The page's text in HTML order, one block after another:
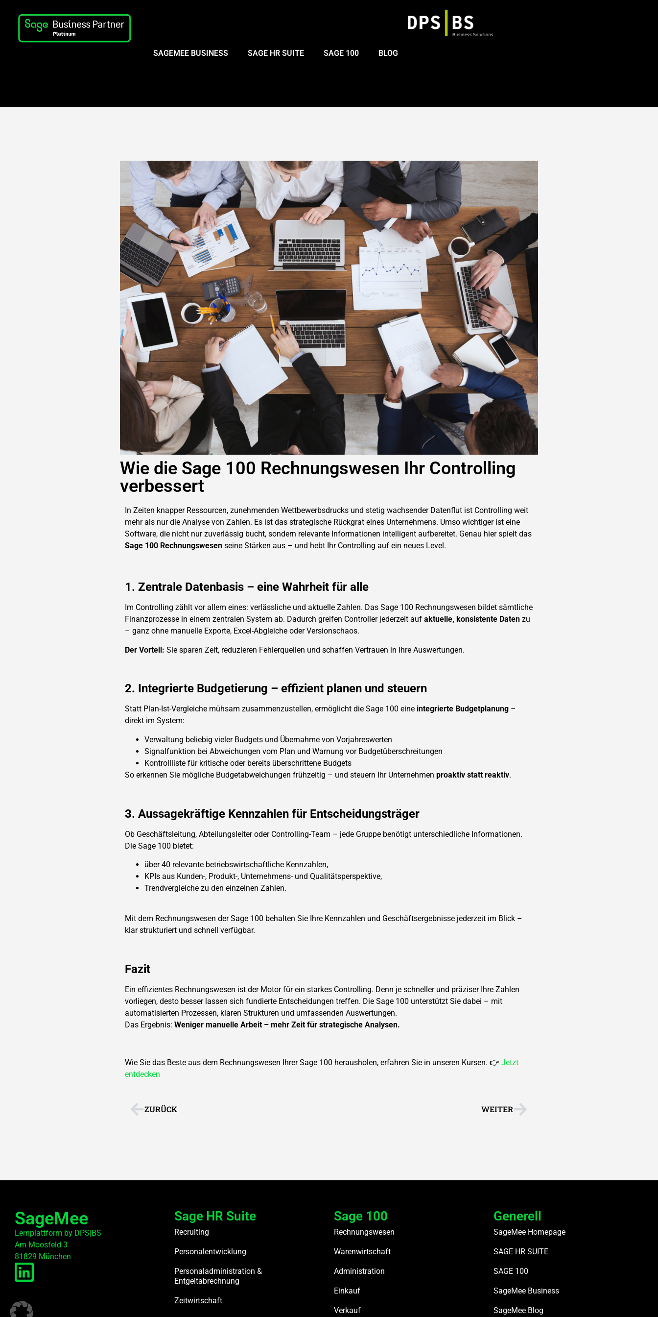
SAGEMEE BUSINESS SAGE HR SUITE SAGE 100 BLOG
Wie die Sage 100 Rechnungswesen Ihr Controlling
verbessert
In Zeiten knapper Ressourcen, zunehmenden Wettbewerbsdrucks und stetig wachsender Datenflut ist Controlling weit
mehr als nur die Analyse von Zahlen. Es ist das strategische Rückgrat eines Unternehmens. Umso wichtiger ist eine
Software, die nicht nur zuverlässig bucht, sondern relevante Informationen intelligent aufbereitet. Genau hier spielt das
Sage 100 Rechnungswesen seine Stärken aus – und hebt Ihr Controlling auf ein neues Level.
1. Zentrale Datenbasis – eine Wahrheit für alle
Im Controlling zählt vor allem eines: verlässliche und aktuelle Zahlen. Das Sage 100 Rechnungswesen bildet sämtliche
Finanzprozesse in einem zentralen System ab. Dadurch greifen Controller jederzeit aufaktuelle, konsistente Daten zu
– ganz ohne manuelle Exporte, Excel-Abgleiche oder Versionschaos.
Der Vorteil: Sie sparen Zeit, reduzieren Fehlerquellen und schaffen Vertrauen in Ihre Auswertungen.
2. Integrierte Budgetierung – effizient planen und steuern
Statt Plan-Ist-Vergleiche mühsam zusammenzustellen, ermöglicht die Sage 100 eine integrierte Budgetplanung –
direkt im System:
Verwaltung beliebig vieler Budgets und Übernahme von Vorjahreswerten
Signalfunktion bei Abweichungen vom Plan und Warnung vor Budgetüberschreitungen
Kontrollliste für kritische oder bereits überschrittene Budgets
So erkennen Sie mögliche Budgetabweichungen frühzeitig – und steuern Ihr Unternehmenproaktiv statt reaktiv.
3. Aussagekräftige Kennzahlen für Entscheidungsträger
Ob Geschäftsleitung, Abteilungsleiter oder Controlling-Team – jede Gruppe benötigt unterschiedliche Informationen.
Die Sage 100 bietet:
über 40 relevante betriebswirtschaftliche Kennzahlen,
KPIs aus Kunden-, Produkt-, Unternehmens- und Qualitätsperspektive,
Trendvergleiche zu den einzelnen Zahlen.
Mit dem Rechnungswesen der Sage 100 behalten Sie Ihre Kennzahlen und Geschäftsergebnisse jederzeit im Blick –
klar strukturiert und schnell verfügbar.
Fazit
Ein effizientes Rechnungswesen ist der Motor für ein starkes Controlling. Denn je schneller und präziser Ihre Zahlen
vorliegen, desto besser lassen sich fundierte Entscheidungen treffen. Die Sage 100 unterstützt Sie dabei – mit
automatisierten Prozessen, klaren Strukturen und umfassenden Auswertungen.
Das Ergebnis:Weniger manuelle Arbeit – mehr Zeit für strategische Analysen.
Wie Sie das Beste aus dem Rechnungswesen Ihrer Sage 100 herausholen, erfahren Sie in unseren Kursen. 👉Jetzt
entdecken
ZURÜCK WEITER
SageMee
Lernplattform by DPS|BS
Am Moosfeld 3
81829 München
Sage HR Suite
Recruiting
Personalentwicklung
Personaladministration &
Entgeltabrechnung
Zeitwirtschaft
Sage 100
Rechnungswesen
Warenwirtschaft
Administration
Einkauf
Verkauf
Generell
SageMee Homepage
SAGE HR SUITE
SAGE 100
SageMee Business
SageMee Blog